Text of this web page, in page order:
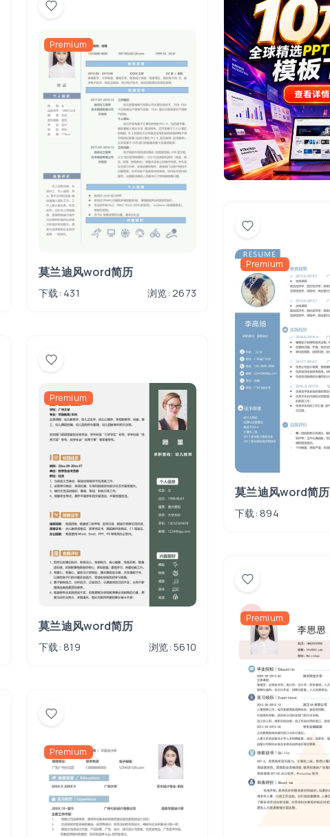
Premium
莫兰迪风word简历
下载: 431 浏览: 2673
Premium
莫兰迪风word简历
下载: 894
Premium
莫兰迪风word简历
下载: 819 浏览: 5610
Premium
Premium